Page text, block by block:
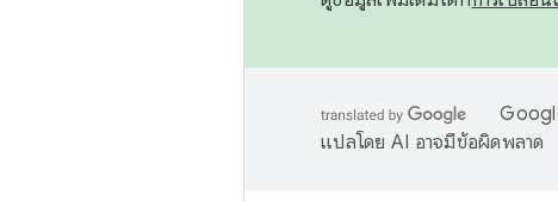
แปลโดย AI อาจมีข้อผิดพลาด